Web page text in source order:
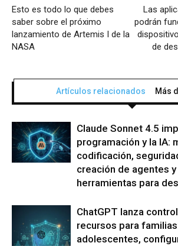
Esto es todo lo que debes
saber sobre el próximo
lanzamiento de Artemis I de la
NASA
Las
podrán
de
Artículos relacionados Más
Claude Sonnet 4.5
programación y la IA:
codificación,
creación de agentes y
herramientas para
ChatGPT lanza
recursos para
adolescentes,